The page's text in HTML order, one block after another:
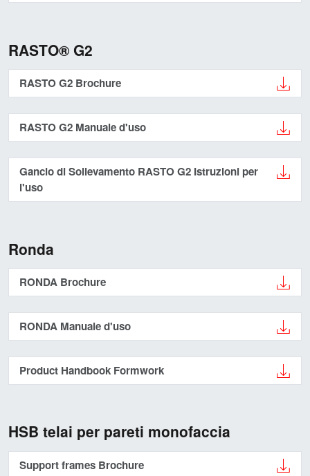
RASTO® G2
RASTO G2 Brochure
RASTO G2 Manuale d'uso
Gancio di Sollevamento RASTO G2 Istruzioni per
l'uso
Ronda
RONDA Brochure
RONDA Manuale d'uso
Product Handbook Formwork
HSB telai per pareti monofaccia
Support frames Brochure